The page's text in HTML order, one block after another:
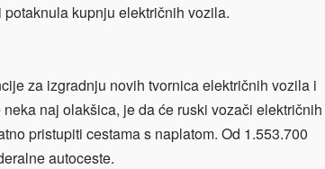
kupnju električnih vozila.
za izgradnju novih tvornica električnih vozila i
naj olakšica, je da će ruski vozači električnih
pristupiti cestama s naplatom. Od 1.553.700
autoceste.